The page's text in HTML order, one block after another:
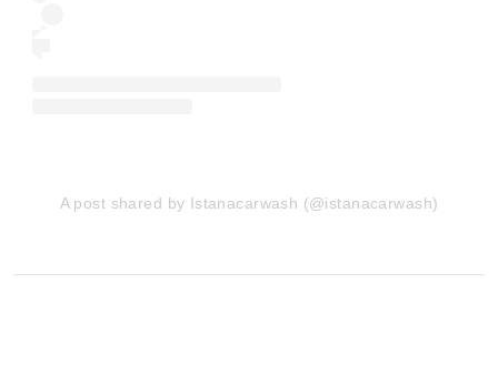
A post shared by Istanacarwash (@istanacarwash)